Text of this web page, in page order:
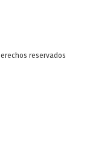
reservados